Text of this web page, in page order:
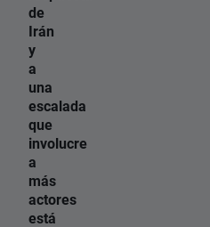
de
Irán
y
a
una
escalada
que
involucre
a
más
actores
está